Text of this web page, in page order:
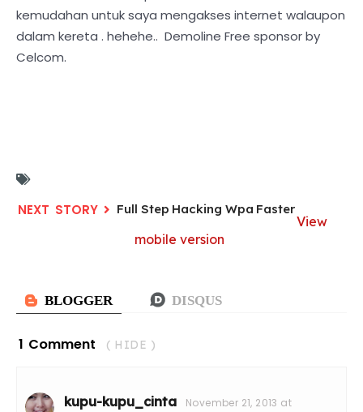
kemudahan untuk saya mengakses internet walaupon
dalam kereta . hehehe.. Demoline Free sponsor by
Celcom.
Full Step Hacking Wpa Faster
View
mobile version
1 Comment ( HIDE )
kupu-kupu_cinta
November 21, 2013 at